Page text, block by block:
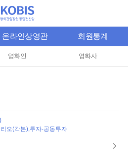
온라인상영관 회원통계
영화인 영화사
오(각본),투자-공동투자